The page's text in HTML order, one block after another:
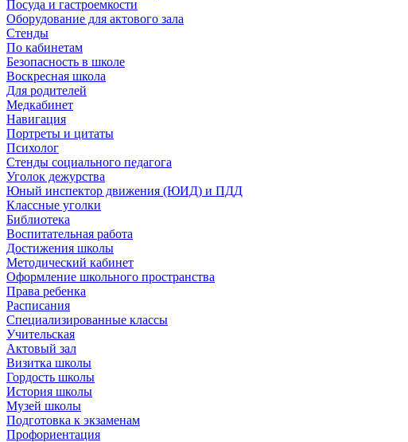
Посуда и гастроемкости
Оборудование для актового зала
Стенды
По кабинетам
Безопасность в школе
Воскресная школа
Для родителей
Медкабинет
Навигация
Портреты и цитаты
Психолог
Стенды социального педагога
Уголок дежурства
Юный инспектор движения (ЮИД) и ПДД
Классные уголки
Библиотека
Воспитательная работа
Достижения школы
Методический кабинет
Оформление школьного пространства
Права ребенка
Расписания
Специализированные классы
Учительская
Актовый зал
Визитка школы
Гордость школы
История школы
Музей школы
Подготовка к экзаменам
Профориентация